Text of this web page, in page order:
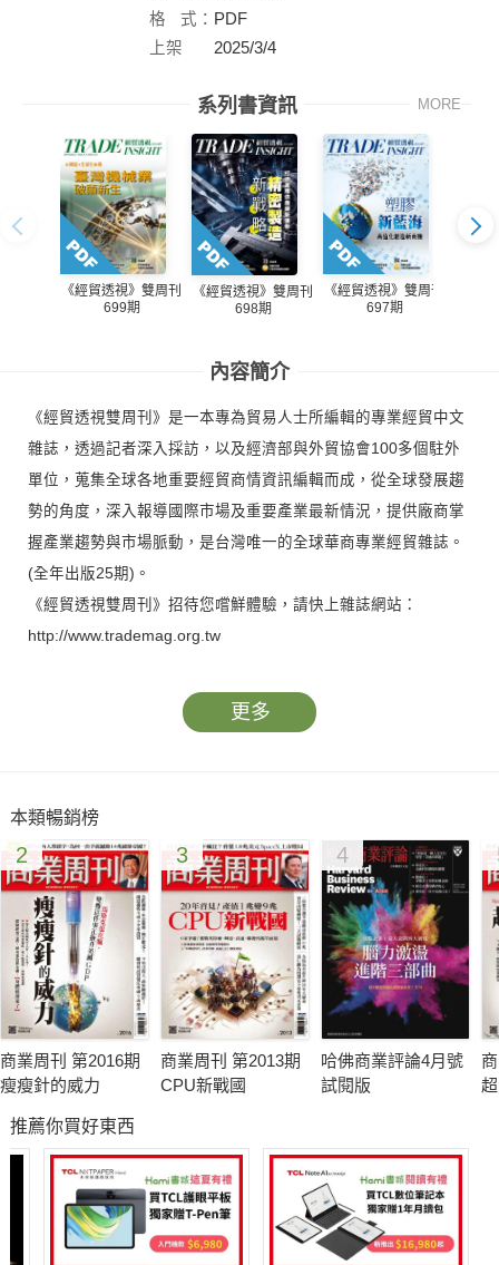
格
式： PDF
上架
2025/3/4
系列書資訊 MORE
《經貿透視》雙周刊
699期
《經貿透視》雙周刊
698期
《經貿透視》雙周刊
697期
內容簡介
《經貿透視雙周刊》是一本專為貿易人士所編輯的專業經貿中文
雜誌，透過記者深入採訪，以及經濟部與外貿協會100多個駐外
單位，蒐集全球各地重要經貿商情資訊編輯而成，從全球發展趨
勢的角度，深入報導國際市場及重要產業最新情況，提供廠商掌
握產業趨勢與市場脈動，是台灣唯一的全球華商專業經貿雜誌。
(全年出版25期)。
《經貿透視雙周刊》招待您嚐鮮體驗，請快上雜誌網站：
http://www.trademag.org.tw
更多
本類暢銷榜
2
商業周刊 第2016期
瘦瘦針的威力
3
商業周刊 第2013期
CPU新戰國
4
哈佛商業評論4月號
試閱版
推薦你買好東西